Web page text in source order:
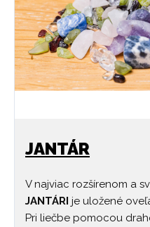
JANTÁR
V najviac rozšírenom a
JANTÁRI je uložené
Pri liečbe pomocou